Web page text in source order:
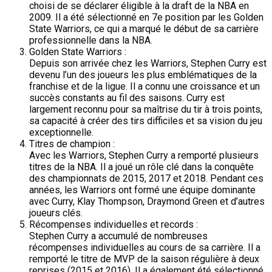
choisi de se déclarer éligible à la draft de la NBA en
2009. Il a été sélectionné en 7e position par les Golden
State Warriors, ce qui a marqué le début de sa carrière
professionnelle dans la NBA.
Golden State Warriors :
Depuis son arrivée chez les Warriors, Stephen Curry est
devenu l’un des joueurs les plus emblématiques de la
franchise et de la ligue. Il a connu une croissance et un
succès constants au fil des saisons. Curry est
largement reconnu pour sa maîtrise du tir à trois points,
sa capacité à créer des tirs difficiles et sa vision du jeu
exceptionnelle.
Titres de champion :
Avec les Warriors, Stephen Curry a remporté plusieurs
titres de la NBA. Il a joué un rôle clé dans la conquête
des championnats de 2015, 2017 et 2018. Pendant ces
années, les Warriors ont formé une équipe dominante
avec Curry, Klay Thompson, Draymond Green et d’autres
joueurs clés.
Récompenses individuelles et records :
Stephen Curry a accumulé de nombreuses
récompenses individuelles au cours de sa carrière. Il a
remporté le titre de MVP de la saison régulière à deux